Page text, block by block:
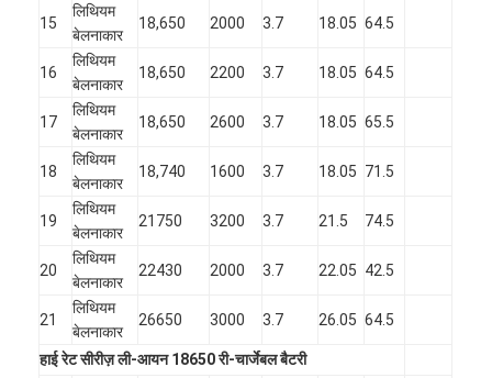
15
लिथियम
बेलनाकार
18,650 2000 3.7 18.05 64.5
16
लिथियम
बेलनाकार
18,650 2200 3.7 18.05 64.5
17
लिथियम
बेलनाकार
18,650 2600 3.7 18.05 65.5
18
लिथियम
बेलनाकार
18,740 1600 3.7 18.05 71.5
19
लिथियम
बेलनाकार
21750 3200 3.7 21.5 74.5
20
लिथियम
बेलनाकार
22430 2000 3.7 22.05 42.5
21
लिथियम
बेलनाकार
26650 3000 3.7 26.05 64.5
हाई रेट सीरीज़ ली-आयन 18650 री-चार्जेबल बैटरी